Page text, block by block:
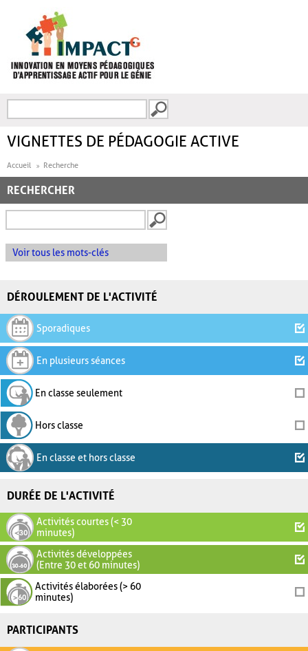
FORMULAIRE DE
VIGNETTES DE PÉDAGOGIE ACTIVE
Accueil Recherche
RECHERCHER
Voir tous les mots-clés
DÉROULEMENT DE L'ACTIVITÉ
Sporadiques
En plusieurs séances
En classe seulement
Hors classe
En classe et hors classe
DURÉE DE L'ACTIVITÉ
Activités courtes (< 30
minutes)
Activités développées
(Entre 30 et 60 minutes)
Activités élaborées (> 60
minutes)
PARTICIPANTS